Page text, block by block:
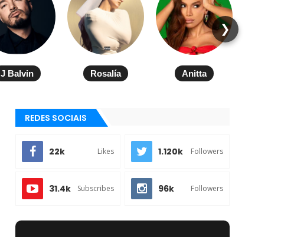
J Balvin Rosalía Anitta
❯
REDES SOCIAIS
22k Likes 1.120k Followers
31.4k Subscribes 96k Followers